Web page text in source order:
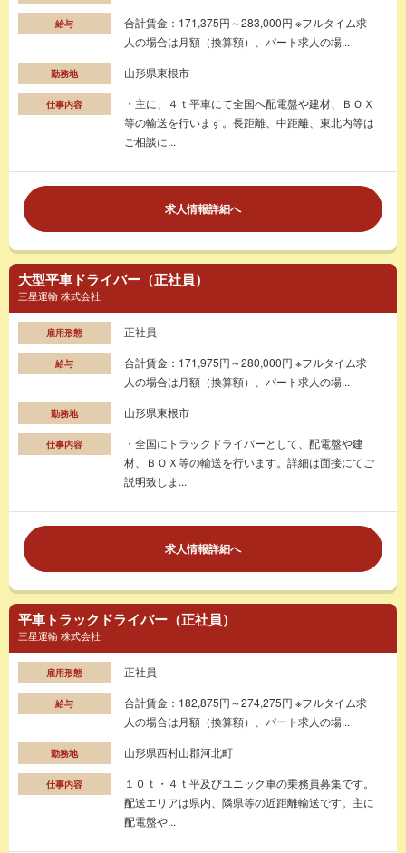
給与
合計賃金：171,375円～283,000円 ※フルタイム求
人の場合は月額（換算額）、パート求人の場...
勤務地 山形県東根市
仕事内容
・主に、４ｔ平車にて全国へ配電盤や建材、ＢＯＸ
等の輸送を行います。長距離、中距離、東北内等は
ご相談に...
求人情報詳細へ
大型平車ドライバー（正社員）
三星運輸 株式会社
雇用形態 正社員
給与
合計賃金：171,975円～280,000円 ※フルタイム求
人の場合は月額（換算額）、パート求人の場...
勤務地 山形県東根市
仕事内容
・全国にトラックドライバーとして、配電盤や建
材、ＢＯＸ等の輸送を行います。詳細は面接にてご
説明致しま...
求人情報詳細へ
平車トラックドライバー（正社員）
三星運輸 株式会社
雇用形態 正社員
給与
合計賃金：182,875円～274,275円 ※フルタイム求
人の場合は月額（換算額）、パート求人の場...
勤務地 山形県西村山郡河北町
仕事内容
１０ｔ・４ｔ平及びユニック車の乗務員募集です。
配送エリアは県内、隣県等の近距離輸送です。主に
配電盤や...